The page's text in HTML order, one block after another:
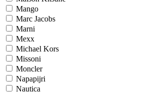
Mango
Marc Jacobs
Marni
Mexx
Michael Kors
Missoni
Moncler
Napapijri
Nautica